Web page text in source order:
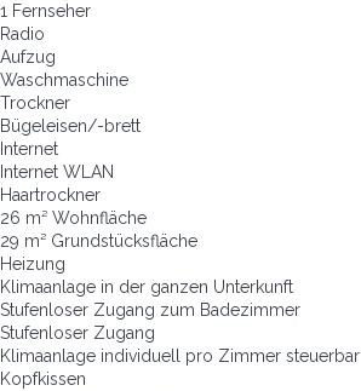
1 Fernseher
Radio
Aufzug
Waschmaschine
Trockner
Bügeleisen/-brett
Internet
Internet WLAN
Haartrockner
26 m² Wohnfläche
29 m² Grundstücksfläche
Heizung
Klimaanlage in der ganzen Unterkunft
Stufenloser Zugang zum Badezimmer
Stufenloser Zugang
Klimaanlage individuell pro Zimmer steuerbar
Kopfkissen